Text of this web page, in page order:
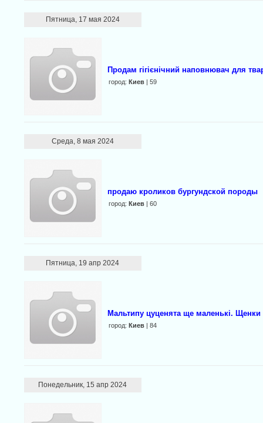
Пятница, 17 мая 2024
Продам гігієнічний наповнювач для
город: Киев| 59
Среда, 8 мая 2024
продаю кроликов бургундской породы
город: Киев| 60
Пятница, 19 апр 2024
Мальтипу цуценята ще маленькі.
город: Киев| 84
Понедельник, 15 апр 2024